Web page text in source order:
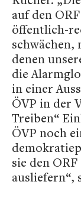
auf den
öffentlich-
schwächen,
denen
die
in einer
ÖVP in der
Treiben“
ÖVP noch
sie den
ausliefern“,